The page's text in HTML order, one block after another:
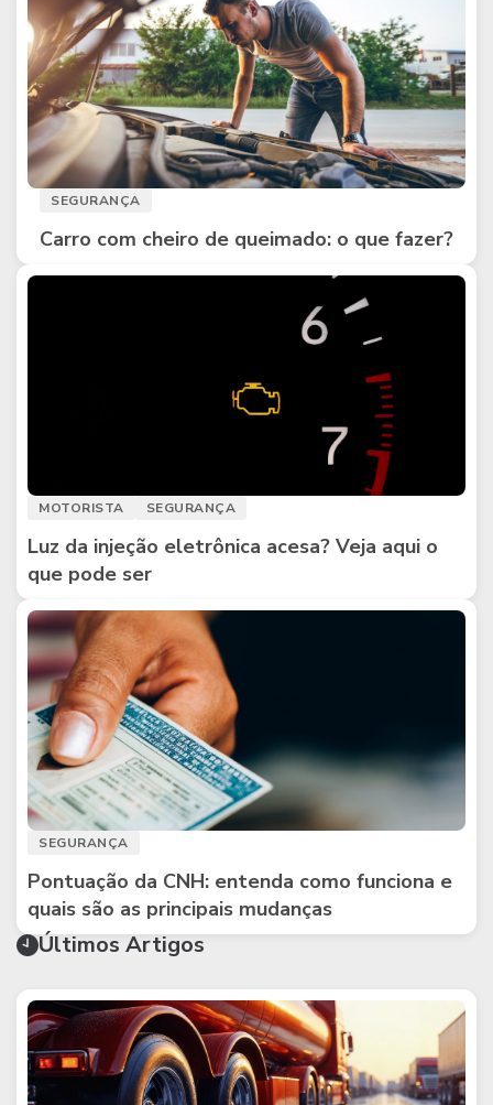
SEGURANÇA
Carro com cheiro de queimado: o que fazer?
MOTORISTA SEGURANÇA
Luz da injeção eletrônica acesa? Veja aqui o
que pode ser
SEGURANÇA
Pontuação da CNH: entenda como funciona e
quais são as principais mudanças
Últimos Artigos